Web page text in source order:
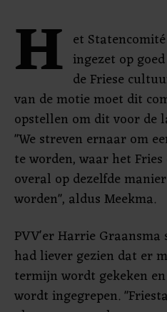
H et
ingezet op
de Friese
van de motie moet dit
opstellen om dit voor de
"We streven ernaar om
te worden, waar het
overal op dezelfde
worden", aldus Meekma.
PVV'er Harrie
had liever gezien dat er
termijn wordt gekeken
wordt ingegrepen.